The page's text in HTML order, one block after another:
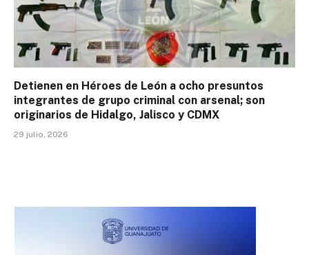
Detienen en Héroes de León a ocho presuntos
integrantes de grupo criminal con arsenal; son
originarios de Hidalgo, Jalisco y CDMX
29 julio, 2026